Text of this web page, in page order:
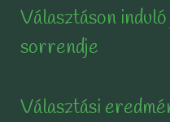
Választáson
sorrendje
Választási